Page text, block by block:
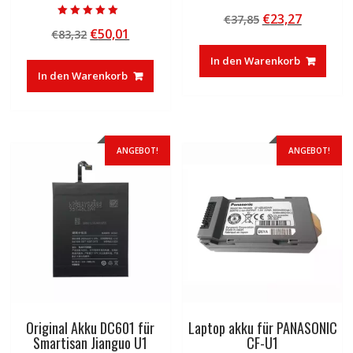
5.00
von 5
€83,32 Ursprünglicher
war:
€83,32
€50,01
ist:
€50,01.
In den Warenkorb
4.50
von 5
€37,85 Ursprünglicher
war:
€37,85
€23,27
ist:
€23,27.
In den Warenkorb
ANGEBOT!
Original Akku DC601 für
Smartisan Jianguo U1
ANGEBOT!
Laptop akku für PANASONIC
CF-U1